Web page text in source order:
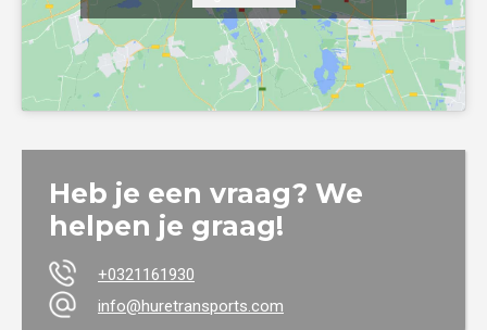
Heb je een vraag? We
helpen je graag!
+0321161930
info@huretransports.com